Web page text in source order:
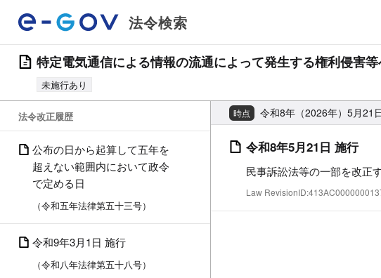
法令検索
特定電気通信による情報の流通によって発生する権利侵害
未施行あり
法令改正履歴
公布の日から起算して五年を
超えない範囲内において政令
で定める日
（令和五年法律第五十三号）
令和9年3月1日 施行
（令和八年法律第五十八号）
時点 令和8年（2026年）5月21
令和8年5月21日 施行
民事訴訟法等の一部を改正
Law